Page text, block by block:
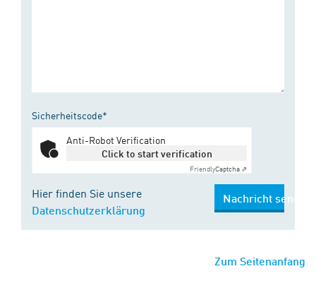
Sicherheitscode*
Anti-Robot Verification
Click to start verification
FriendlyCaptcha ⇗
Hier finden Sie unsere
Datenschutzerklärung
Nachricht senden
Zum Seitenanfang